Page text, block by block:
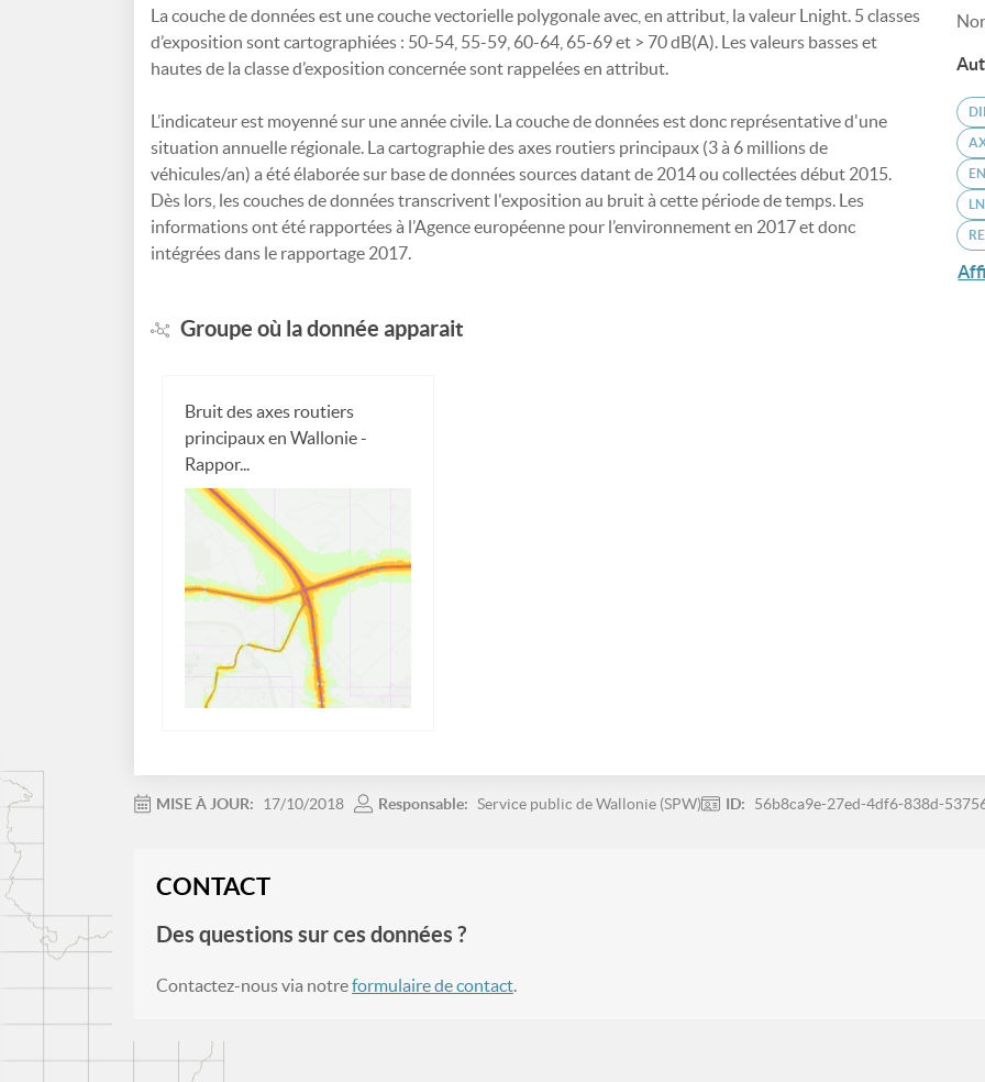
La couche de données est une couche vectorielle polygonale avec, en attribut, la valeur Lnight. 5 classes
d’exposition sont cartographiées : 50-54, 55-59, 60-64, 65-69 et > 70 dB(A). Les valeurs basses et
hautes de la classe d’exposition concernée sont rappelées en attribut.
L’indicateur est moyenné sur une année civile. La couche de données est donc représentative d'une
situation annuelle régionale. La cartographie des axes routiers principaux (3 à 6 millions de
véhicules/an) a été élaborée sur base de données sources datant de 2014 ou collectées début 2015.
Dès lors, les couches de données transcrivent l'exposition au bruit à cette période de temps. Les
informations ont été rapportées à l’Agence européenne pour l’environnement en 2017 et donc
intégrées dans le rapportage 2017.
Groupe où la donnée apparait
Bruit des axes routiers
principaux en Wallonie -
Rappor...
MISE À JOUR: 17/10/2018 Responsable: Service public de Wallonie (SPW) ID: 56b8ca9e-27ed-4df6-838d-
CONTACT
Des questions sur ces données ?
Contactez-nous via notreformulaire de contact.